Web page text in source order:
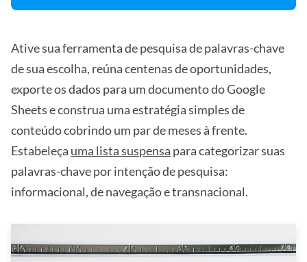
Ative sua ferramenta de pesquisa de palavras-chave
de sua escolha, reúna centenas de oportunidades,
exporte os dados para um documento do Google
Sheets e construa uma estratégia simples de
conteúdo cobrindo um par de meses à frente.
Estabeleça uma lista suspensa para categorizar suas
palavras-chave por intenção de pesquisa:
informacional, de navegação e transnacional.